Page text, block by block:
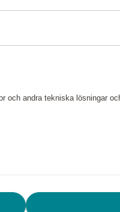
och andra tekniska lösningar